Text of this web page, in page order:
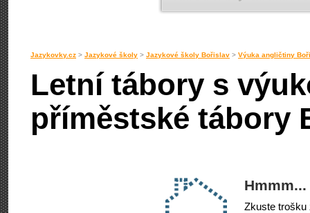
Jazykovky.cz > Jazykové školy > Jazykové školy Bořislav > Výuka angličtiny
Letní tábory s
příměstské tábory
Zkuste trošku